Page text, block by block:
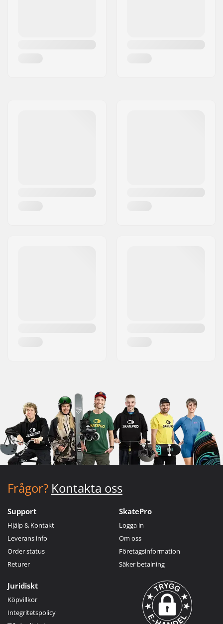
Frågor? Kontakta oss
Support
Hjälp & Kontakt
Leverans info
Order status
Returer
SkatePro
Logga in
Om oss
Företagsinformation
Säker betalning
Juridiskt
Köpvillkor
Integritetspolicy